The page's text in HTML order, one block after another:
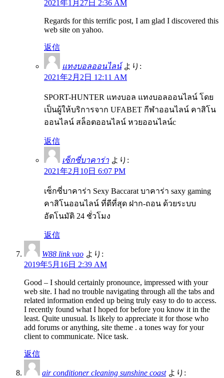
2021年1月27日 2:36 AM
Regards for this terrific post, I am glad I discovered this
web site on yahoo.
返信
แทงบอลออนไลน์ より:
2021年2月2日 12:11 AM
SPORT-HUNTER แทงบอล แทงบอลออนไลน์ โดย
เป็นผู้ให้บริการจาก UFABET กีฬาออนไลน์ คาสิโน
ออนไลน์ สล็อตออนไลน์ หวยออนไลน์c
返信
เซ็กซี่บาคาร่า より:
2021年2月10日 6:07 PM
เซ็กซี่บาคาร่า Sexy Baccarat บาคาร่า saxy gaming
คาสิโนออนไลน์ ที่ดีที่สุด ฝาก-ถอน ด้วยระบบ
อัตโนมัติ 24 ชั่วโมง
返信
W88 link vao より:
2019年5月16日 2:39 AM
Good – I should certainly pronounce, impressed with your
web site. I had no trouble navigating through all the tabs and
related information ended up being truly easy to do to access.
I recently found what I hoped for before you know it in the
least. Quite unusual. Is likely to appreciate it for those who
add forums or anything, site theme . a tones way for your
client to communicate. Nice task.
返信
air conditioner cleaning sunshine coast より: